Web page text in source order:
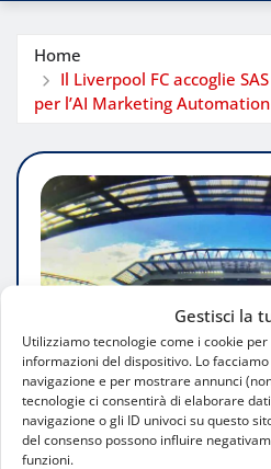
Gestisci la
Utilizziamo tecnologie come i cookie
informazioni del dispositivo. Lo
navigazione e per mostrare annunci
tecnologie ci consentirà di elaborare
navigazione o gli ID univoci su questo
del consenso possono influire
funzioni.
Home
Il Liverpool FC accoglie
per l’AI Marketing Automation